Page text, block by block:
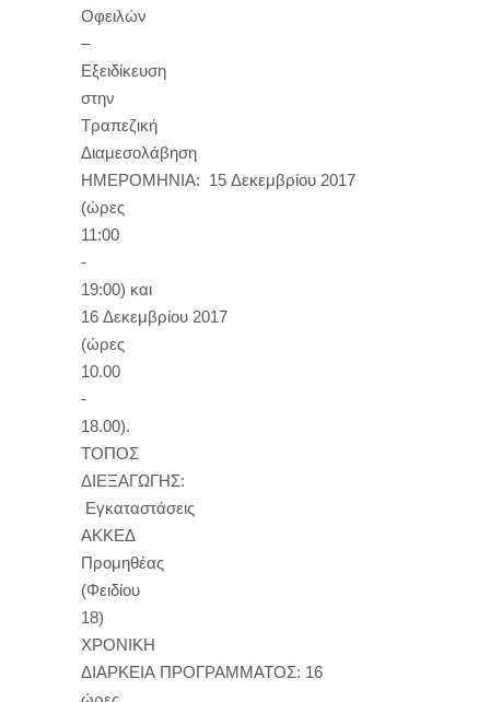
Οφειλών
–
Εξειδίκευση
στην
Τραπεζική
Διαμεσολάβηση
ΗΜΕΡΟΜΗΝΙΑ: 15 Δεκεμβρίου 2017
(ώρες
11:00
-
19:00) και
16 Δεκεμβρίου 2017
(ώρες
10.00
-
18.00).
ΤΟΠΟΣ
ΔΙΕΞΑΓΩΓΗΣ:
Εγκαταστάσεις
ΑΚΚΕΔ
Προμηθέας
(Φειδίου
18)
ΧΡΟΝΙΚΗ
ΔΙΑΡΚΕΙΑ ΠΡΟΓΡΑΜΜΑΤΟΣ: 16